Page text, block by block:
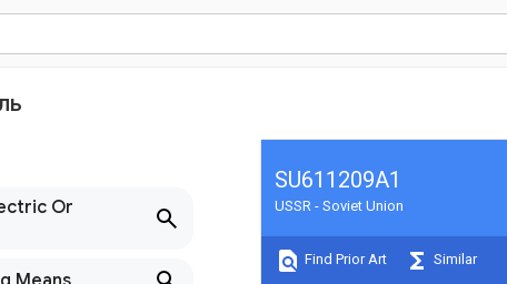
Or
SU611209A1
USSR - Soviet Union
Find Prior Art Similar